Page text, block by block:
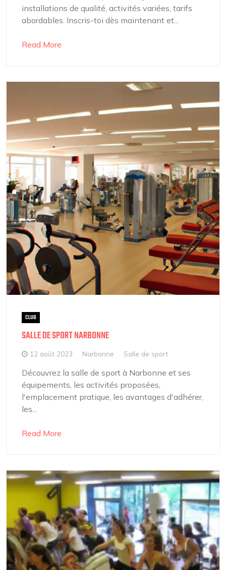
installations de qualité, activités variées, tarifs
abordables. Inscris-toi dès maintenant et...
Read More
CLUB
SALLE DE SPORT NARBONNE
12 août 2023 Narbonne Salle de sport
Découvrez la salle de sport à Narbonne et ses
équipements, les activités proposées,
l'emplacement pratique, les avantages d'adhérer,
les...
Read More